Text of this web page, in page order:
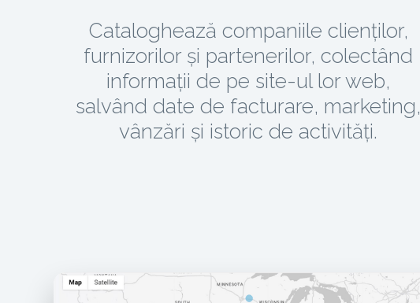
Cataloghează companiile clienților,
furnizorilor și partenerilor, colectând
informații de pe site-ul lor web,
salvând date de facturare, marketing,
vânzări și istoric de activități.